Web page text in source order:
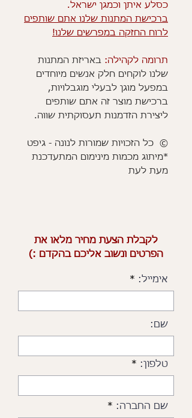
כסלע איתן וכמגן ישראל.
ברכישת המתנות שלנו אתם שותפים
לרוח החזקה במפרשים שלנו!
תרומה לקהילה: באריזת המתנות
שלנו לוקחים חלק אנשים מיוחדים
במפעל מוגן לבעלי מוגבלויות,
ברכישת מוצר זה אתם שותפים
ליצירת הזדמנות תעסוקתית שווה.
© כל הזכויות שמורות לנונה - גיפט
*מיתוג מכמות מינימום המתעדכנת
מעת לעת
לקבלת הצעת מחיר מלאו את
הפרטים ונשוב אליכם בהקדם :)
אימייל:
שם:
טלפון:
שם החברה: